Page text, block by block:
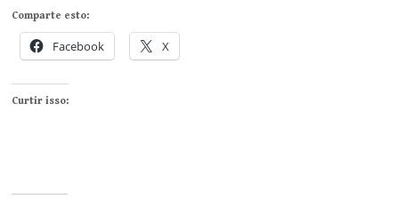
Comparte esto:
Facebook X
Curtir isso: